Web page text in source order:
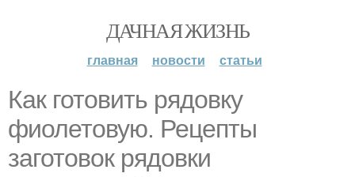
ДАЧНАЯ ЖИЗНЬ
главная новости статьи
Как готовить рядовку
фиолетовую. Рецепты
заготовок рядовки